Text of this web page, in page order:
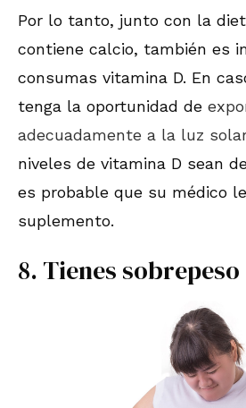
Por lo tanto, junto con la
contiene calcio, también es
consumas vitamina D. En
tenga la oportunidad de
adecuadamente a la luz
niveles de vitamina D sean
es probable que su médico
suplemento.
8. Tienes sobrepeso